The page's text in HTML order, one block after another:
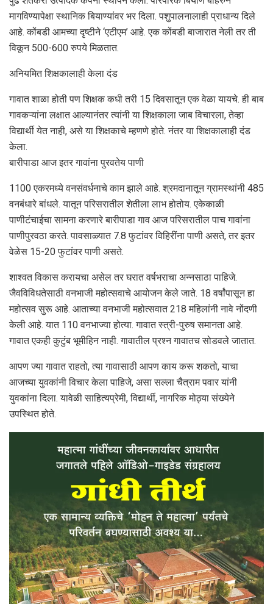
मागविण्यापेक्षा स्थानिक बियाण्यांवर भर दिला. पशुपालनालाही प्राधान्य दिले
आहे. कोंबडी आमच्या दृष्टीने ‌‘एटीएम’ आहे. एक कोंबडी बाजारात नेली तर ती
विकून 500-600 रुपये मिळतात.
अनियमित शिक्षकालाही केला दंड
गावात शाळा होती पण शिक्षक कधी तरी 15 दिवसातून एक वेळा यायचे. ही बाब
गावकऱ्यांना लक्षात आल्यानंतर त्यांनी या शिक्षकाला जाब विचारला, तेव्हा
विद्यार्थी येत नाही, असे या शिक्षकाचे म्हणणे होते. नंतर या शिक्षकालाही दंड
केला.
बारीपाडा आज इतर गावांना पुरवतेय पाणी
1100 एकरमध्ये वनसंवर्धनाचे काम झाले आहे. श्रमदानातून ग्रामस्थांनी 485
वनबंधारे बांधले. यातून परिसरातील शेतीला लाभ होतोय. एकेकाळी
पाणीटंचाईचा सामना करणारे बारीपाडा गाव आज परिसरातील पाच गावांना
पाणीपुरवठा करते. पावसाळ्यात 7.8 फुटांवर विहिरींना पाणी असते, तर इतर
वेळेस 15-20 फुटांवर पाणी असते.
शाश्वत विकास करायचा असेल तर घरात वर्षभराचा अन्नसाठा पाहिजे.
जैवविविधतेसाठी वनभाजी महोत्सवाचे आयोजन केले जाते. 18 वर्षांपासून हा
महोत्सव सुरू आहे. आताच्या वनभाजी महोत्सवात 218 महिलांनी नावे नोंदणी
केली आहे. यात 110 वनभाज्या होत्या. गावात स्त्री-पुरुष समानता आहे.
गावात एकही कुटुंब भूमीहिन नाही. गावातील प्रश्न गावातच सोडवले जातात.
आपण ज्या गावात राहतो, त्या गावासाठी आपण काय करू शकतो, याचा
आजच्या युवकांनी विचार केला पाहिजे, असा सल्ला चैत्राम पवार यांनी
युवकांना दिला. यावेळी साहित्यप्रेमी, विद्यार्थी, नागरिक मोठ्या संख्येने
उपस्थित होते.